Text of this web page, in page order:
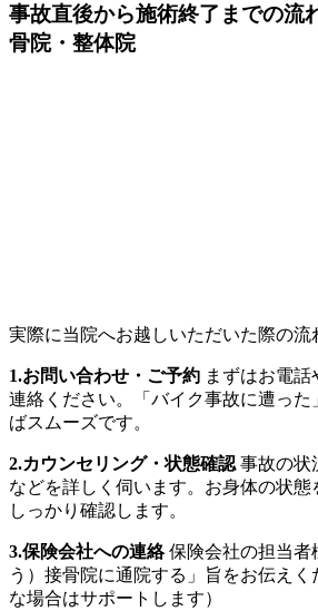
事故直後から施術終了までの流
骨院・整体院
実際に当院へお越しいただいた際の流
1.お問い合わせ・ご予約 まずはお電
連絡ください。「バイク事故に遭っ
ばスムーズです。
2.カウンセリング・状態確認 事故の状
などを詳しく伺います。お身体の状
しっかり確認します。
3.保険会社への連絡 保険会社の担当者
う）接骨院に通院する」旨をお伝え
な場合はサポートします）